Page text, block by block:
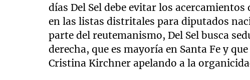
días Del Sel debe evitar los
en las listas distritales para diputados
parte del reutemanismo, Del Sel busca
derecha, que es mayoría en Santa Fe y
Cristina Kirchner apelando a la